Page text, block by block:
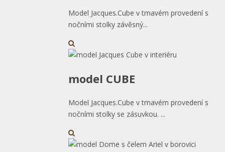
Model Jacques.Cube v tmavém provedení s
nočními stolky závěsný...
model CUBE
Model Jacques.Cube v tmavém provedení s
nočními stolky se zásuvkou. ...